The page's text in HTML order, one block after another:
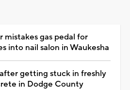
mistakes gas pedal for
into nail salon in Waukesha
getting stuck in freshly
in Dodge County